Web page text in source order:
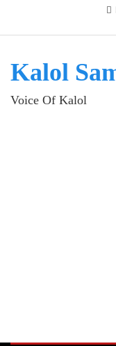
Kalol
Voice Of Kalol